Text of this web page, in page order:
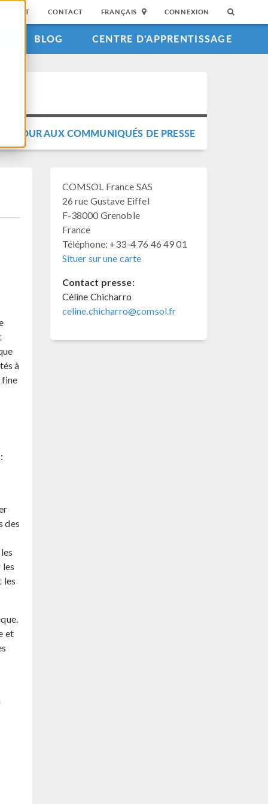
SUPPORT CONTACT FRANÇAIS CONNEXION
BLOG CENTRE D'APPRENTISSAGE
RETOUR AUX COMMUNIQUÉS DE PRESSE
à
fine
des
les
et
COMSOL France SAS
26 rue Gustave Eiffel
F-38000 Grenoble
France
Téléphone: +33-4 76 46 49 01
Situer sur une carte
Contact presse:
Céline Chicharro
celine.chicharro@comsol.fr